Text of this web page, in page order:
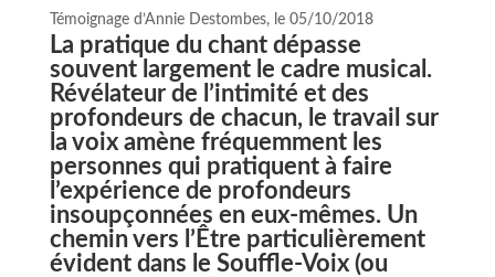
Témoignage d’Annie Destombes, le 05/10/2018
La pratique du chant dépasse
souvent largement le cadre musical.
Révélateur de l’intimité et des
profondeurs de chacun, le travail sur
la voix amène fréquemment les
personnes qui pratiquent à faire
l’expérience de profondeurs
insoupçonnées en eux-mêmes. Un
chemin vers l’Être particulièrement
évident dans le Souffle-Voix (ou